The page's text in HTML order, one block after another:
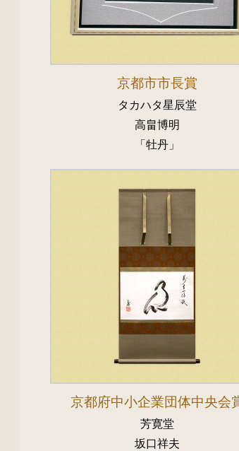
京都市市長賞
タカハタ星辰堂
高畠博明
「牡丹」
京都府中小企業団体中央会
芳寛堂
坂口祥夫